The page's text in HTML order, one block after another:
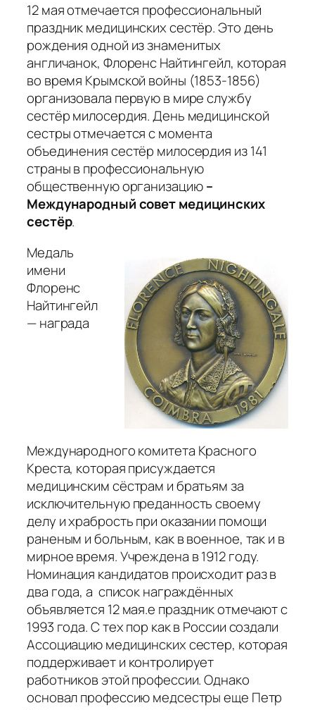
12 мая отмечается профессиональный
праздник медицинских сестёр. Это день
рождения одной из знаменитых
англичанок, Флоренс Найтингейл, которая
во время Крымской войны (1853-1856)
организовала первую в мире службу
сестёр милосердия. День медицинской
сестры отмечается с момента
объединения сестёр милосердия из 141
страны в профессиональную
общественную организацию–
Международный совет медицинских
сестёр.
Медаль
имени
Флоренс
Найтингейл
— награда
Международного комитета Красного
Креста, которая присуждается
медицинским сёстрам и братьям за
исключительную преданность своему
делу и храбрость при оказании помощи
раненым и больным, как в военное, так и в
мирное время. Учреждена в 1912 году.
Номинация кандидатов происходит раз в
два года, а список награждённых
объявляется 12 мая.е праздник отмечают с
1993 года. С тех пор как в России создали
Ассоциацию медицинских сестер, которая
поддерживает и контролирует
работников этой профессии. Однако
основал профессию медсестры еще Петр